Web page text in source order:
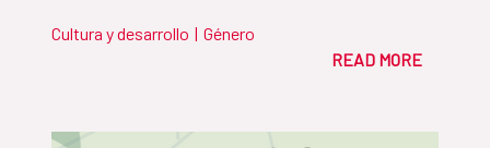
Cultura y desarrollo | Género
READ MORE